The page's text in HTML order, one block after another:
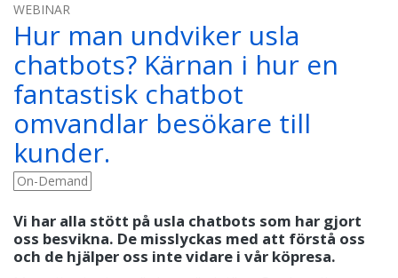
WEBINAR
Hur man undviker usla
chatbots? Kärnan i hur en
fantastisk chatbot
omvandlar besökare till
kunder.
On-Demand
Vi har alla stött på usla chatbots som har gjort
oss besvikna. De misslyckas med att förstå oss
och de hjälper oss inte vidare i vår köpresa.